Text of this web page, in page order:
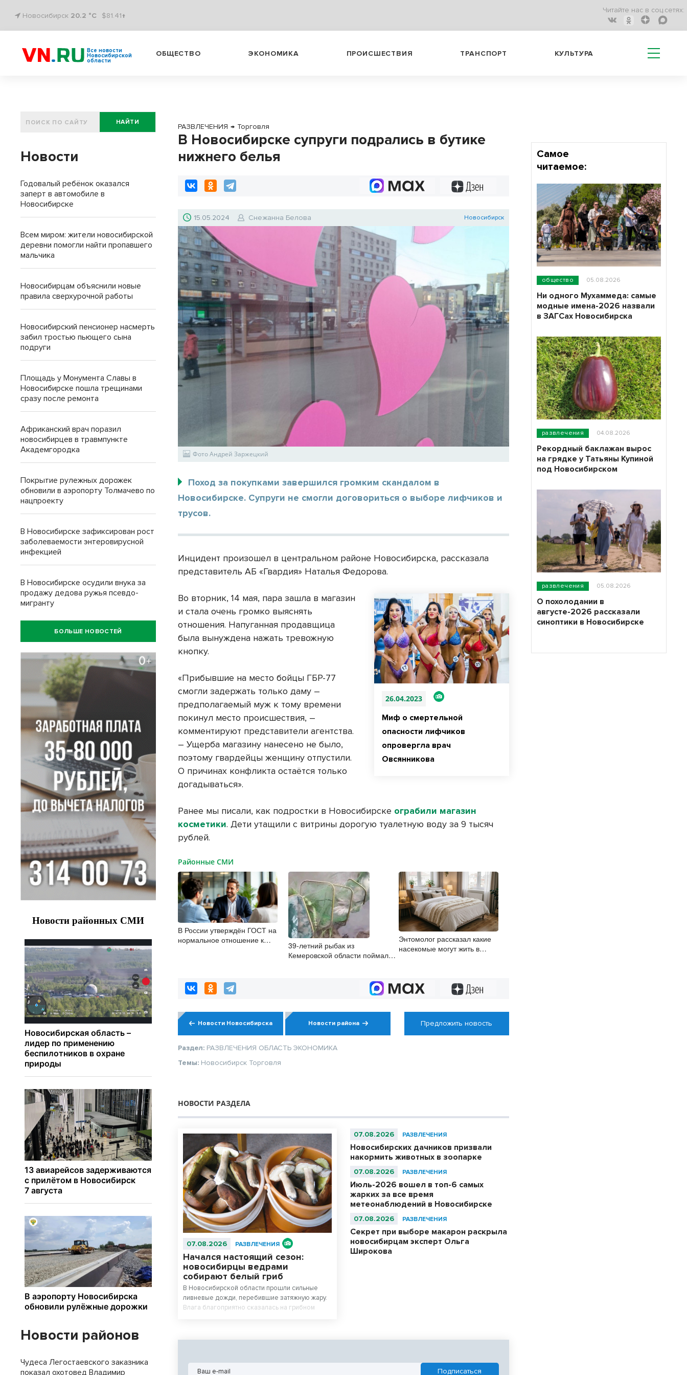
Новосибирск 20.2 °C $81.41↑
Читайте нас в соц.сетях:
Все новости
Новосибирской
области
ОБЩЕСТВО ЭКОНОМИКА ПРОИСШЕСТВИЯ ТРАНСПОРТ КУЛЬТУРА
РАЗВЛЕЧЕНИЯ → Торговля
В Новосибирске супруги подрались в бутике
нижнего белья
15.05.2024 Снежанна Белова Новосибирск
Фото Андрей Заржецкий
Поход за покупками завершился громким скандалом в
Новосибирске. Супруги не смогли договориться о выборе лифчиков и
трусов.
Инцидент произошел в центральном районе Новосибирска, рассказала
представитель АБ «Гвардия» Наталья Федорова.
26.04.2023
Миф о смертельной
опасности лифчиков
опровергла врач
Овсянникова
Во вторник, 14 мая, пара зашла в магазин
и стала очень громко выяснять
отношения. Напуганная продавщица
была вынуждена нажать тревожную
кнопку.
«Прибывшие на место бойцы ГБР-77
смогли задержать только даму –
предполагаемый муж к тому времени
покинул место происшествия, –
комментируют представители агентства.
– Ущерба магазину нанесено не было,
поэтому гвардейцы женщину отпустили.
О причинах конфликта остаётся только
догадываться».
Ранее мы писали, как подростки в Новосибирске ограбили магазин
косметики. Дети утащили с витрины дорогую туалетную воду за 9 тысяч
рублей.
Районные СМИ
В России утверждён ГОСТ на
нормальное отношение к
39-летний рыбак из
Кемеровской области поймал в
Энтомолог рассказал какие
насекомые могут жить в
Новости Новосибирска Новости района Предложить новость
Раздел: РАЗВЛЕЧЕНИЯ ОБЛАСТЬ ЭКОНОМИКА
Темы: Новосибирск Торговля
НОВОСТИ РАЗДЕЛА
07.08.2026 РАЗВЛЕЧЕНИЯ
Начался настоящий сезон:
новосибирцы ведрами
собирают белый гриб
В Новосибирской области прошли сильные
ливневые дожди, перебившие затяжную жару.
Влага благоприятно сказалась на грибном
07.08.2026 РАЗВЛЕЧЕНИЯ
Новосибирских дачников призвали
накормить животных в зоопарке
07.08.2026 РАЗВЛЕЧЕНИЯ
Июль-2026 вошел в топ-6 самых
жарких за все время
метеонаблюдений в Новосибирске
07.08.2026 РАЗВЛЕЧЕНИЯ
Секрет при выборе макарон раскрыла
новосибирцам эксперт Ольга
Широкова
НАЙТИ
Новости
Годовалый ребёнок оказался
заперт в автомобиле в
Новосибирске
Всем миром: жители новосибирской
деревни помогли найти пропавшего
мальчика
Новосибирцам объяснили новые
правила сверхурочной работы
Новосибирский пенсионер насмерть
забил тростью пьющего сына
подруги
Площадь у Монумента Славы в
Новосибирске пошла трещинами
сразу после ремонта
Африканский врач поразил
новосибирцев в травмпункте
Академгородка
Покрытие рулежных дорожек
обновили в аэропорту Толмачево по
нацпроекту
В Новосибирске зафиксирован рост
заболеваемости энтеровирусной
инфекцией
В Новосибирске осудили внука за
продажу дедова ружья псевдо-
мигранту
БОЛЬШЕ НОВОСТЕЙ
Новости районов
Чудеса Легостаевского заказника
показал охотовед Владимир
Самое
читаемое:
общество 05.08.2026
Ни одного Мухаммеда: самые
модные имена-2026 назвали
в ЗАГСах Новосибирска
развлечения 04.08.2026
Рекордный баклажан вырос
на грядке у Татьяны Купиной
под Новосибирском
развлечения 05.08.2026
О похолодании в
августе-2026 рассказали
синоптики в Новосибирске